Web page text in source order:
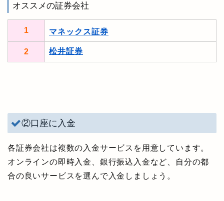
オススメの証券会社
1 マネックス証券
2 松井証券
②口座に入金
各証券会社は複数の入金サービスを用意しています。
オンラインの即時入金、銀行振込入金など、自分の都
合の良いサービスを選んで入金しましょう。